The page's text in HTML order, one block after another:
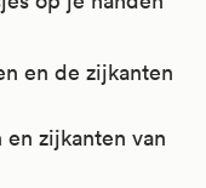
en de zijkanten
zijkanten van